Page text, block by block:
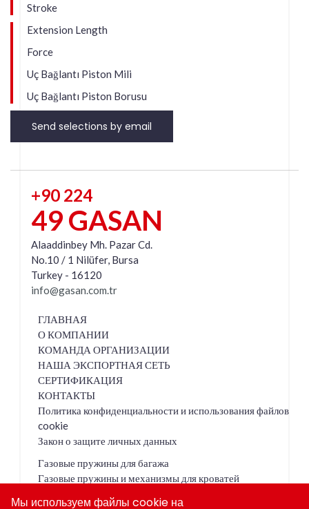
Stroke
Extension Length
Force
Uç Bağlantı Piston Mili
Uç Bağlantı Piston Borusu
Send selections by email
+90 224
49 GASAN
Alaaddinbey Mh. Pazar Cd.
No.10 / 1 Nilüfer, Bursa
Turkey - 16120
info@gasan.com.tr
ГЛАВНАЯ
О КОМПАНИИ
КОМАНДА ОРГАНИЗАЦИИ
НАША ЭКСПОРТНАЯ СЕТЬ
СЕРТИФИКАЦИЯ
КОНТАКТЫ
Политика конфиденциальности и использования файлов
cookie
Закон о защите личных данных
Газовые пружины для багажа
Газовые пружины и механизмы для кроватей
Мы используем файлы cookie на